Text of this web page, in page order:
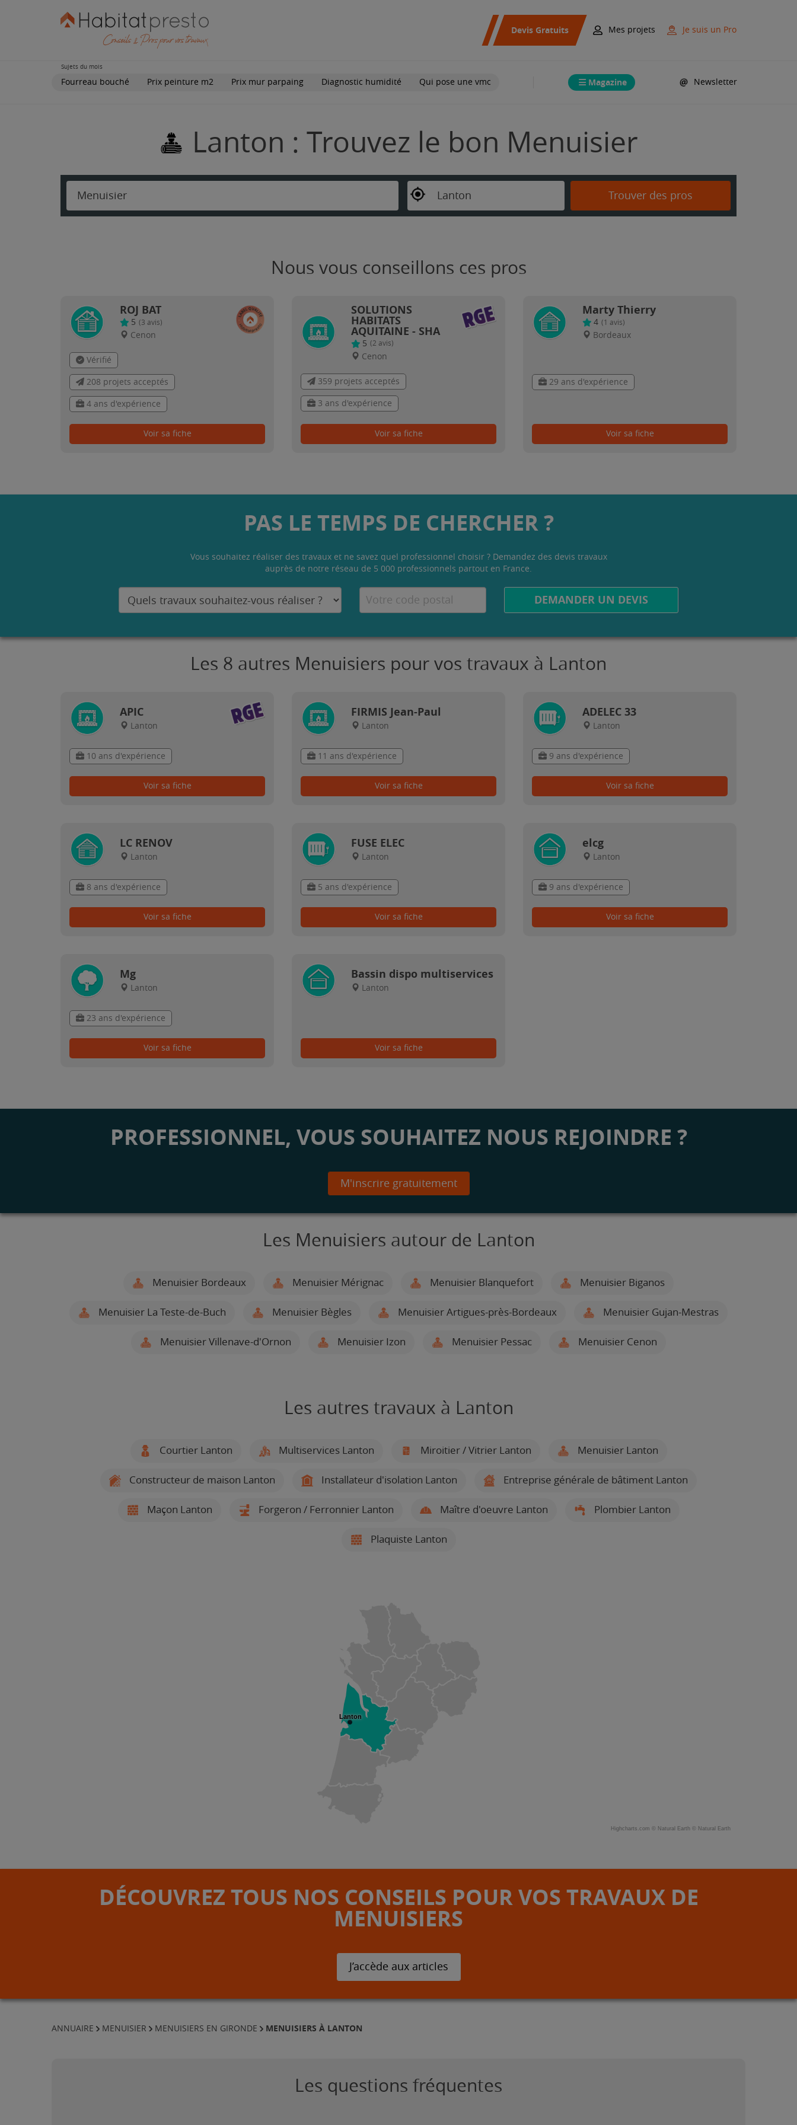
Devis Gratuits Mes projets Je suis un Pro
Sujets du mois
Fourreau bouché Prix peinture m2 Prix mur parpaing Diagnostic humidité Qui pose une vmc Magazine Newsletter
Lanton : Trouvez le bon Menuisier
Menuisier Lanton Trouver des pros
Nous vous conseillons ces pros
ROJ BAT
5 (3 avis)
Cenon
Vérifié
208 projets acceptés
4 ans d'expérience
Voir sa fiche
SOLUTIONS
HABITATS
AQUITAINE - SHA
5 (2 avis)
Cenon
359 projets acceptés
3 ans d'expérience
Voir sa fiche
Marty Thierry
4 (1 avis)
Bordeaux
29 ans d'expérience
Voir sa fiche
PAS LE TEMPS DE CHERCHER ?
Vous souhaitez réaliser des travaux et ne savez quel professionnel choisir ? Demandez des devis travaux
auprès de notre réseau de 5 000 professionnels partout en France.
DEMANDER UN DEVIS
Les 8 autres Menuisiers pour vos travaux à Lanton
APIC
Lanton
10 ans d'expérience
Voir sa fiche
FIRMIS Jean-Paul
Lanton
11 ans d'expérience
Voir sa fiche
ADELEC 33
Lanton
9 ans d'expérience
Voir sa fiche
LC RENOV
Lanton
8 ans d'expérience
Voir sa fiche
FUSE ELEC
Lanton
5 ans d'expérience
Voir sa fiche
elcg
Lanton
9 ans d'expérience
Voir sa fiche
Mg
Lanton
23 ans d'expérience
Voir sa fiche
Bassin dispo multiservices
Lanton
Voir sa fiche
PROFESSIONNEL, VOUS SOUHAITEZ NOUS REJOINDRE ?
M'inscrire gratuitement
Les Menuisiers autour de Lanton
Menuisier Bordeaux Menuisier Mérignac Menuisier Blanquefort Menuisier Biganos
Menuisier La Teste-de-Buch Menuisier Bègles Menuisier Artigues-près-Bordeaux Menuisier Gujan-Mestras
Menuisier Villenave-d'Ornon Menuisier Izon Menuisier Pessac Menuisier Cenon
Les autres travaux à Lanton
Courtier Lanton Multiservices Lanton Miroitier / Vitrier Lanton Menuisier Lanton
Constructeur de maison Lanton Installateur d'isolation Lanton Entreprise générale de bâtiment Lanton
Maçon Lanton Forgeron / Ferronnier Lanton Maître d'oeuvre Lanton Plombier Lanton
Plaquiste Lanton
Lanton
Highcharts.com © Natural Earth © Natural Earth
DÉCOUVREZ TOUS NOS CONSEILS POUR VOS TRAVAUX DE
MENUISIERS
J’accède aux articles
ANNUAIRE MENUISIER MENUISIERS EN GIRONDE MENUISIERS À LANTON
Les questions fréquentes